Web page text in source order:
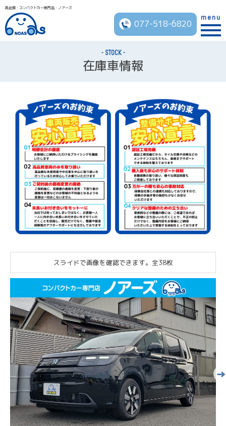
高品質・コンパクトカー専門店・ノアーズ
077-518-6820
menu
STOCK
在庫車情報
スライドで画像を確認できます。 全38枚